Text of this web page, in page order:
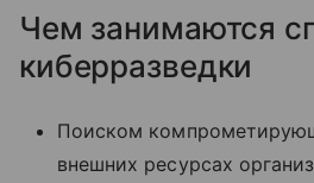
Чем занимаются
киберразведки
Поиском
внешних ресурсах